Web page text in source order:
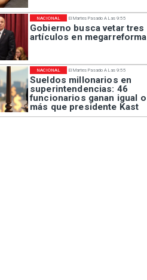
El Martes Pasado A Las 9:55
Gobierno busca vetar tres
artículos en megarreforma
NACIONAL
El Martes Pasado A Las 9:55
Sueldos millonarios en
superintendencias: 46
funcionarios ganan igual o
más que presidente Kast
NACIONAL